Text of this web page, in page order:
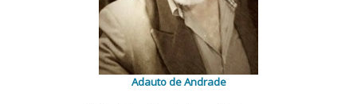
Adauto de Andrade